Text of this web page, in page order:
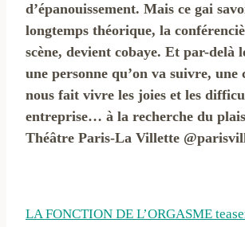
d’épanouissement. Mais ce gai
longtemps théorique, la
scène, devient cobaye. Et par-delà
une personne qu’on va suivre,
nous fait vivre les joies et les
entreprise… à la recherche du
Théâtre Paris-La Villette
LA FONCTION DE L’ORGASME